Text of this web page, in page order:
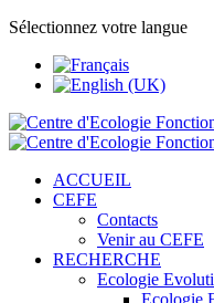
Sélectionnez votre langue
ACCUEIL
CEFE
Contacts
Venir au CEFE
RECHERCHE
Ecologie
Ecologie